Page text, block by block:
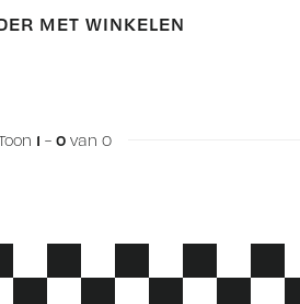
MET WINKELEN
1 - 0 van 0